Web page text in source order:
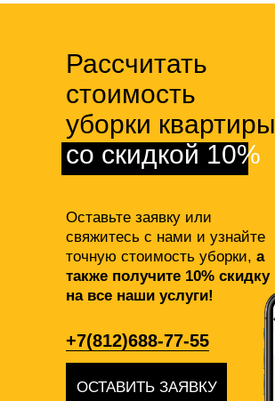
Оставьте заявку или
свяжитесь с нами и узнайте
точную стоимость уборки, а
также получите 10% скидку
на все наши услуги!
Рассчитать
стоимость
уборки квартиры
со скидкой 10%
ОСТАВИТЬ ЗАЯВКУ
+7(812)688-77-55